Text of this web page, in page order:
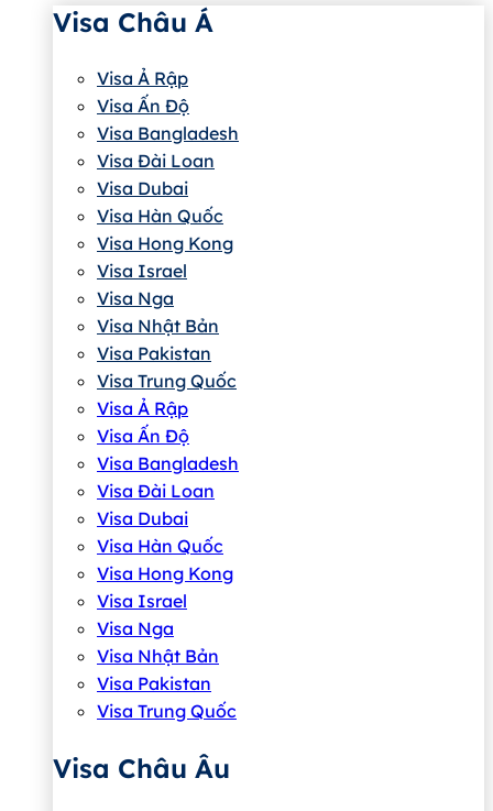
Visa Châu Á
Visa Ả Rập
Visa Ấn Độ
Visa Bangladesh
Visa Đài Loan
Visa Dubai
Visa Hàn Quốc
Visa Hong Kong
Visa Israel
Visa Nga
Visa Nhật Bản
Visa Pakistan
Visa Trung Quốc
Visa Ả Rập
Visa Ấn Độ
Visa Bangladesh
Visa Đài Loan
Visa Dubai
Visa Hàn Quốc
Visa Hong Kong
Visa Israel
Visa Nga
Visa Nhật Bản
Visa Pakistan
Visa Trung Quốc
Visa Châu Âu